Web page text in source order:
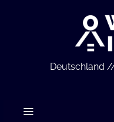
Deutschland